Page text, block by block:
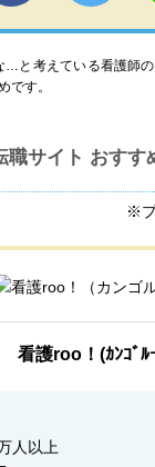
…と考えている看護師
です。
職サイト おすす
※
看護roo！(ｶﾝｺﾞﾙ
人以上